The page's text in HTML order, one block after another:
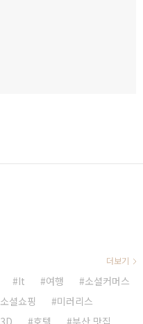
It 여행
소셜커머스
소셜쇼핑
미러리스
더보기